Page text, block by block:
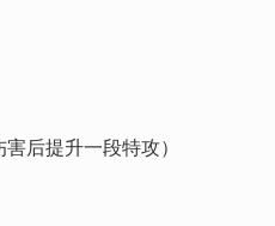
后提升一段特攻）